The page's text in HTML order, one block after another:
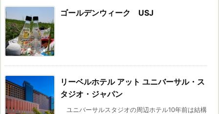
ゴールデンウィーク USJ
リーベルホテル アット ユニバーサル・ス
タジオ・ジャパン
ユニバーサルスタジオの周辺ホテル10年前は結構